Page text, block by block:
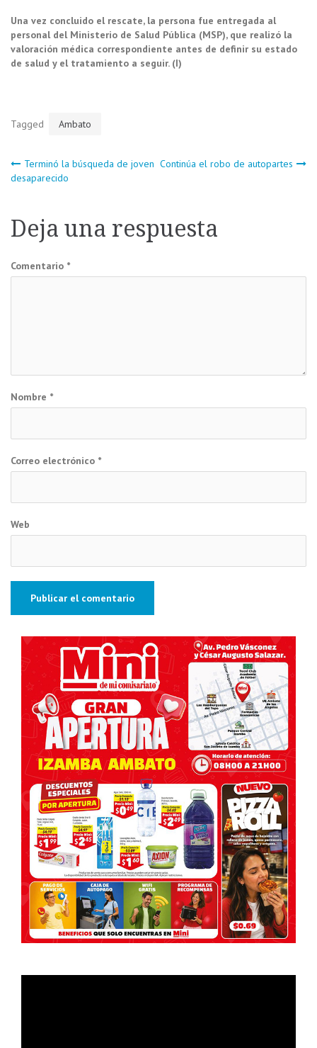
Una vez concluido el rescate, la persona fue entregada al
personal del Ministerio de Salud Pública (MSP), que realizó la
valoración médica correspondiente antes de definir su estado
de salud y el tratamiento a seguir. (I)
Tagged Ambato
Navegación
entradas
Terminó la búsqueda de joven
desaparecido
Continúa el robo de autopartes
Deja una respuesta
Comentario *
Nombre *
Correo electrónico *
Web